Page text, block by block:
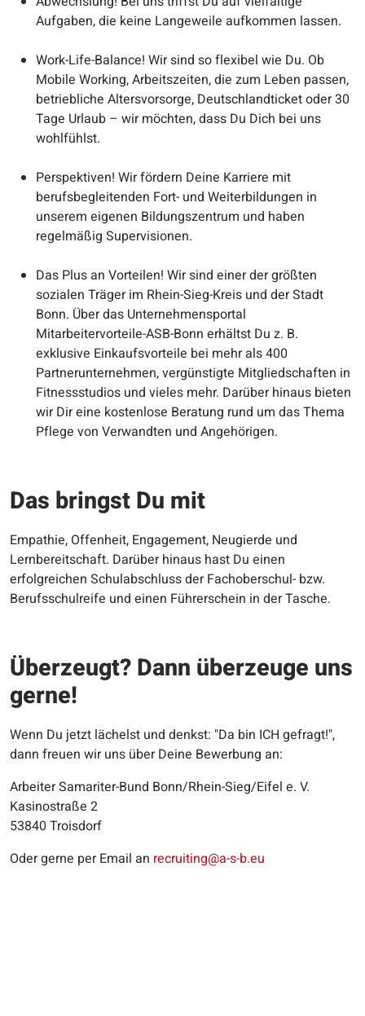
Aufgaben, die keine Langeweile aufkommen lassen.
Work-Life-Balance! Wir sind so flexibel wie Du. Ob
Mobile Working, Arbeitszeiten, die zum Leben passen,
betriebliche Altersvorsorge, Deutschlandticket oder 30
Tage Urlaub – wir möchten, dass Du Dich bei uns
wohlfühlst.
Perspektiven! Wir fördern Deine Karriere mit
berufsbegleitenden Fort- und Weiterbildungen in
unserem eigenen Bildungszentrum und haben
regelmäßig Supervisionen.
Das Plus an Vorteilen! Wir sind einer der größten
sozialen Träger im Rhein-Sieg-Kreis und der Stadt
Bonn. Über das Unternehmensportal
Mitarbeitervorteile-ASB-Bonn erhältst Du z. B.
exklusive Einkaufsvorteile bei mehr als 400
Partnerunternehmen, vergünstigte Mitgliedschaften in
Fitnessstudios und vieles mehr. Darüber hinaus bieten
wir Dir eine kostenlose Beratung rund um das Thema
Pflege von Verwandten und Angehörigen.
Das bringst Du mit
Empathie, Offenheit, Engagement, Neugierde und
Lernbereitschaft. Darüber hinaus hast Du einen
erfolgreichen Schulabschluss der Fachoberschul- bzw.
Berufsschulreife und einen Führerschein in der Tasche.
Überzeugt? Dann überzeuge uns
gerne!
Wenn Du jetzt lächelst und denkst: "Da bin ICH gefragt!",
dann freuen wir uns über Deine Bewerbung an:
Arbeiter Samariter-Bund Bonn/Rhein-Sieg/Eifel e. V.
Kasinostraße 2
53840 Troisdorf
Oder gerne per Email an recruiting@a-s-b.eu